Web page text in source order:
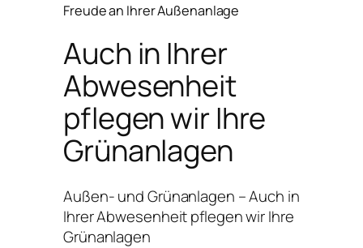
Freude an Ihrer Außenanlage
Auch in Ihrer
Abwesenheit
pflegen wir Ihre
Grünanlagen
Außen- und Grünanlagen – Auch in
Ihrer Abwesenheit pflegen wir Ihre
Grünanlagen